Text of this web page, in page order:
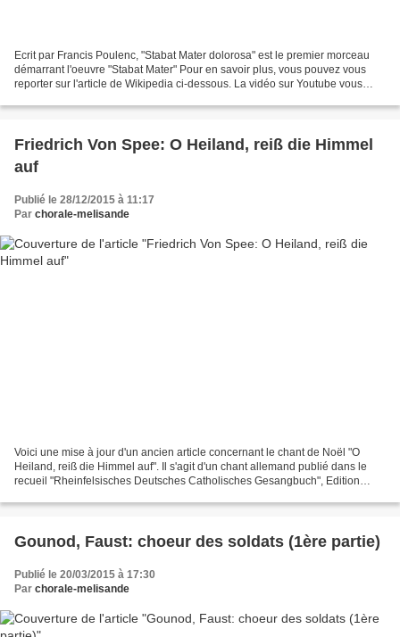
Ecrit par Francis Poulenc, "Stabat Mater dolorosa" est le premier morceau
démarrant l'oeuvre "Stabat Mater" Pour en savoir plus, vous pouvez vous
reporter sur l'article de Wikipedia ci-dessous. La vidéo sur Youtube vous
Friedrich Von Spee: O Heiland, reiß die Himmel
auf
Publié le 28/12/2015 à 11:17
Par chorale-melisande
Voici une mise à jour d'un ancien article concernant le chant de Noël "O
Heiland, reiß die Himmel auf". Il s'agit d'un chant allemand publié dans le
recueil "Rheinfelsisches Deutsches Catholisches Gesangbuch", Edition
Gounod, Faust: choeur des soldats (1ère partie)
Publié le 20/03/2015 à 17:30
Par chorale-melisande